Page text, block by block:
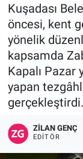
Kuşadası
öncesi, kent
yönelik
kapsamda
Kapalı Pazar
yapan
gerçekleştirdi.
ZILAN GENÇ
EDITÖR